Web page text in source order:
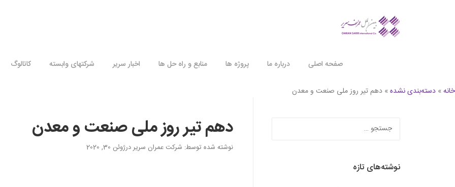
کاتالوگ شرکتهای وابسته اخبار سریر منابع و راه حل ها پروژه ها درباره ما صفحه اصلی
خانه» دسته‌بندی نشده» دهم تیر روز ملی صنعت و معدن
دهم تیر روز ملی صنعت و معدن
نوشته شده توسط: شرکت عمران سریردرژوئن 30, 2020
برای:
نوشته‌های تازه